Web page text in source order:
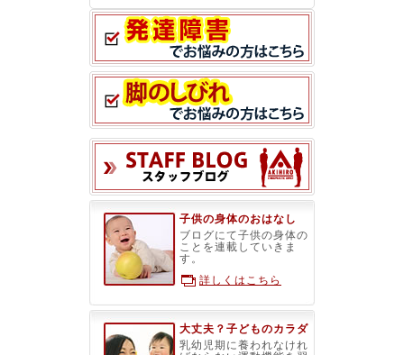
子供の身体のおはなし
ブログにて子供の身体の
ことを連載していきま
す。
詳しくはこちら
大丈夫？子どものカラダ
乳幼児期に養われなけれ